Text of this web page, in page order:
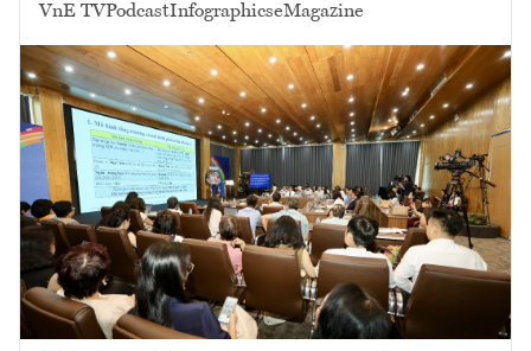
VnE TVPodcastInfographicseMagazine